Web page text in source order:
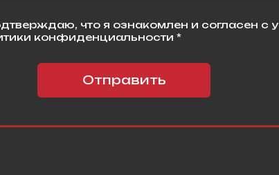
что я ознакомлен и согласен с
конфиденциальности *
Отправить